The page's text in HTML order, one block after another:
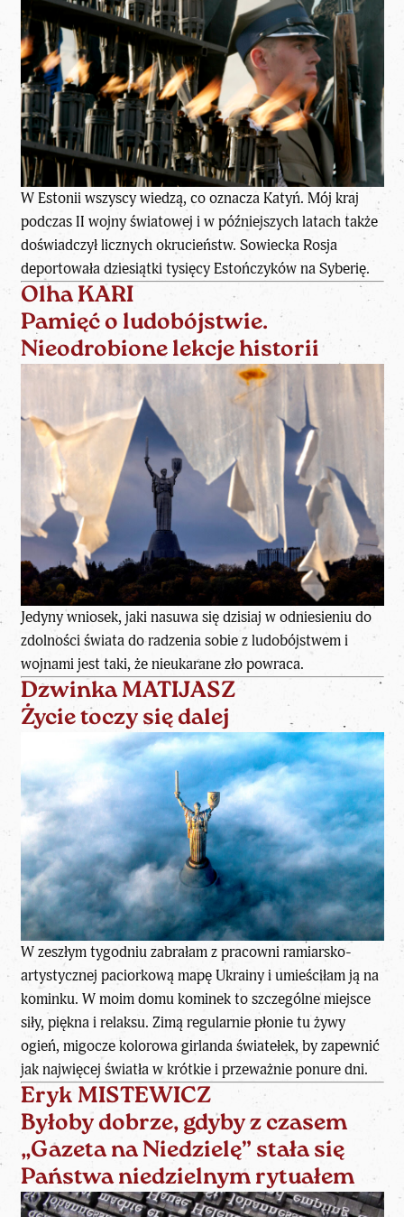
W Estonii wszyscy wiedzą, co oznacza Katyń. Mój kraj
podczas II wojny światowej i w późniejszych latach także
doświadczył licznych okrucieństw. Sowiecka Rosja
deportowała dziesiątki tysięcy Estończyków na Syberię.
Olha KARI
Pamięć o ludobójstwie.
Nieodrobione lekcje historii
Jedyny wniosek, jaki nasuwa się dzisiaj w odniesieniu do
zdolności świata do radzenia sobie z ludobójstwem i
wojnami jest taki, że nieukarane zło powraca.
Dzwinka MATIJASZ
Życie toczy się dalej
W zeszłym tygodniu zabrałam z pracowni ramiarsko-
artystycznej paciorkową mapę Ukrainy i umieściłam ją na
kominku. W moim domu kominek to szczególne miejsce
siły, piękna i relaksu. Zimą regularnie płonie tu żywy
ogień, migocze kolorowa girlanda światełek, by zapewnić
jak najwięcej światła w krótkie i przeważnie ponure dni.
Eryk MISTEWICZ
Byłoby dobrze, gdyby z czasem
„Gazeta na Niedzielę” stała się
Państwa niedzielnym rytuałem